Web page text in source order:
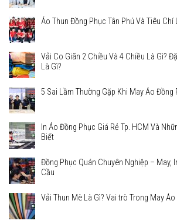
Áo Thun Đồng Phục Tân Phú Và Tiêu Chí
Vải Co Giãn 2 Chiều Và 4 Chiều Là Gì?
Là Gì?
5 Sai Lầm Thường Gặp Khi May Áo Đồng
In Áo Đồng Phục Giá Rẻ Tp. HCM Và
Biết
Đồng Phục Quán Chuyên Nghiệp – May,
Cầu
Vải Thun Mè Là Gì? Vai trò Trong May